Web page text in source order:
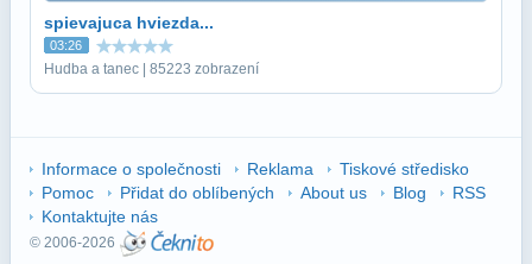
spievajuca hviezda...
03:26
Hudba a tanec | 85223 zobrazení
Informace o společnosti Reklama
Tiskové středisko
Pomoc
Přidat do oblíbených About us Blog
RSS
Kontaktujte nás
© 2006-2026